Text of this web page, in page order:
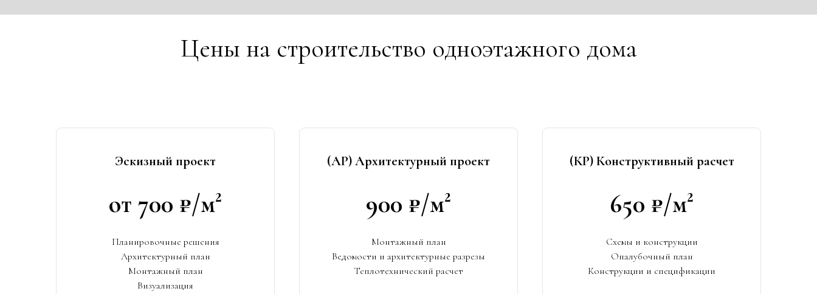
Цены на строительство одноэтажного дома
Эскизный проект
от 700 ₽/м²
Планировочные решения
Архитектурный план
Монтажный план
Визуализация
(АР) Архитектурный проект
900 ₽/м²
Монтажный план
Ведомости и архитектурные разрезы
Теплотехнический расчет
(КР) Конструктивный расчет
650 ₽/м²
Схемы и конструкции
Опалубочный план
Конструкции и спецификации